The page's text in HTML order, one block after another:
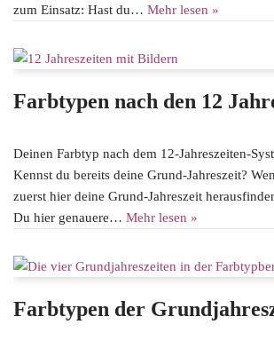
zum Einsatz: Hast du… Mehr lesen »
Farbtypen nach den 12
Deinen Farbtyp nach dem 12-Jahreszeiten-
Kennst du bereits deine Grund-Jahreszeit?
zuerst hier deine Grund-Jahreszeit
Du hier genauere… Mehr lesen »
Farbtypen der